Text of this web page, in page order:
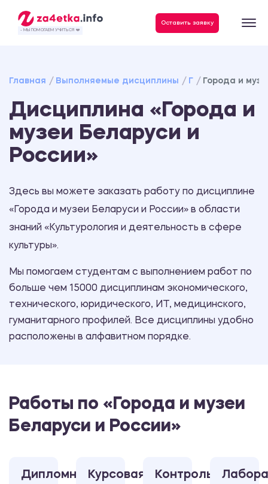
- МЫ ПОМОГАЕМ УЧИТЬСЯ ❤️
Оставить заявку
Главная Выполняемые дисциплины Г Города и
Дисциплина «Города и
музеи Беларуси и
России»
Здесь вы можете заказать работу по дисциплине
«Города и музеи Беларуси и России» в области
знаний «Культурология и деятельность в сфере
культуры».
Мы помогаем студентам с выполнением работ по
больше чем 15000 дисциплинам экономического,
технического, юридического, ИТ, медицинского,
гуманитарного профилей. Все дисциплины удобно
расположены в алфавитном порядке.
Работы по «Города и музеи
Беларуси и России»
ДипломнаяКурсовая
Контрольная